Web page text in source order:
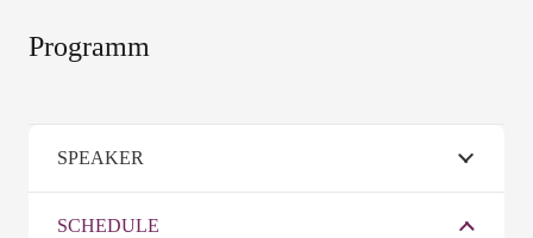
Programm
SPEAKER
SCHEDULE